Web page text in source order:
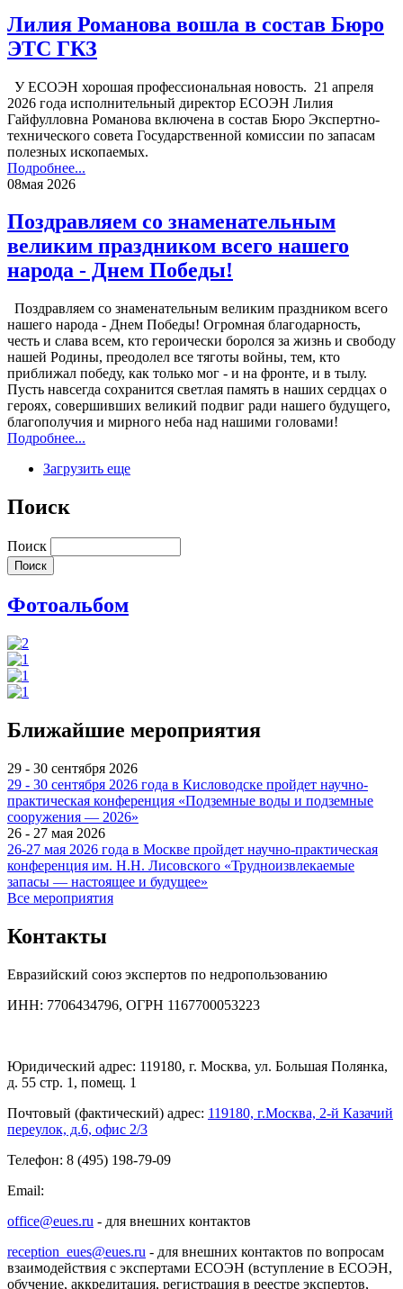
Лилия Романова вошла в состав Бюро
ЭТС ГКЗ
У ЕСОЭН хорошая профессиональная новость. 21 апреля
2026 года исполнительный директор ЕСОЭН Лилия
Гайфулловна Романова включена в состав Бюро Экспертно-
технического совета Государственной комиссии по запасам
полезных ископаемых.
Подробнее...
08мая 2026
Поздравляем со знаменательным
великим праздником всего нашего
народа - Днем Победы!
Поздравляем со знаменательным великим праздником всего
нашего народа - Днем Победы! Огромная благодарность,
честь и слава всем, кто героически боролся за жизнь и свободу
нашей Родины, преодолел все тяготы войны, тем, кто
приближал победу, как только мог - и на фронте, и в тылу.
Пусть навсегда сохранится светлая память в наших сердцах о
героях, совершивших великий подвиг ради нашего будущего,
благополучия и мирного неба над нашими головами!
Подробнее...
Загрузить еще
Поиск
Поиск
Фотоальбом
Ближайшие мероприятия
29 - 30 сентября 2026
29 - 30 сентября 2026 года в Кисловодске пройдет научно-
практическая конференция «Подземные воды и подземные
сооружения — 2026»
26 - 27 мая 2026
26-27 мая 2026 года в Москве пройдет научно-практическая
конференция им. Н.Н. Лисовского «Трудноизвлекаемые
запасы — настоящее и будущее»
Все мероприятия
Контакты
Евразийский союз экспертов по недропользованию
ИНН: 7706434796, ОГРН 1167700053223
Юридический адрес: 119180, г. Москва, ул. Большая Полянка,
д. 55 стр. 1, помещ. 1
Почтовый (фактический) адрес: 119180, г.Москва, 2-й Казачий
переулок, д.6, офис 2/3
Телефон: 8 (495) 198-79-09
Email:
office@eues.ru - для внешних контактов
reception_eues@eues.ru - для внешних контактов по вопросам
взаимодействия с экспертами ЕСОЭН (вступление в ЕСОЭН,
обучение, аккредитация, регистрация в реестре экспертов,